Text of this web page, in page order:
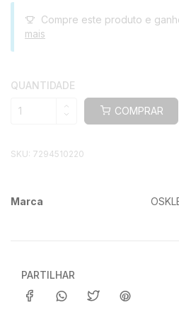
Compre este produto e
mais
QUANTIDADE
COMPRAR
SKU: 7294510220
Marca
PARTILHAR